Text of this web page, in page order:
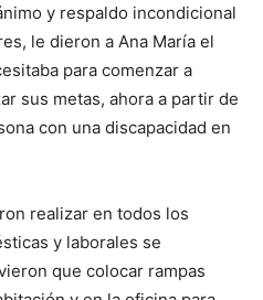
y respaldo incondicional
le dieron a Ana María el
para comenzar a
sus metas, ahora a partir de
con una discapacidad en
realizar en todos los
y laborales se
que colocar rampas